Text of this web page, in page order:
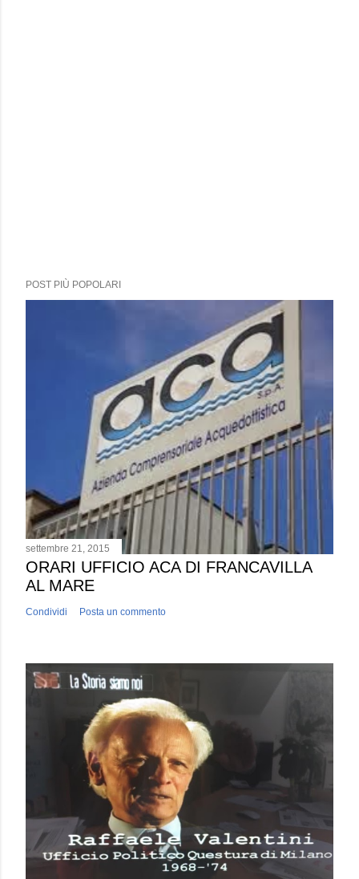
POST PIÙ POPOLARI
settembre 21, 2015
ORARI UFFICIO ACA DI FRANCAVILLA
AL MARE
Condividi Posta un commento